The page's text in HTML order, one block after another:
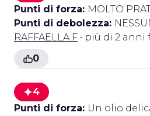
Punti di forza: MOLTO
Punti di debolezza:
RAFFAELLA.F • più di 2 anni
0
4
Punti di forza: Un olio